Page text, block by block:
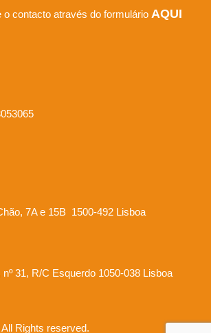
o contacto através do formulário AQUI
7A e 15B 1500-492 Lisboa
31, R/C Esquerdo 1050-038 Lisboa
Rights reserved.